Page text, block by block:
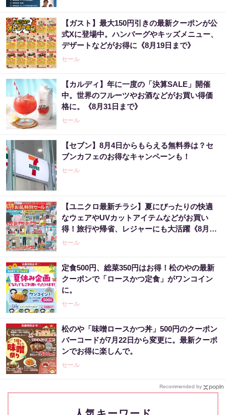
【ガスト】最大150円引きの最新クーポンが公
式Xに登場中。ハンバーグやキッズメニュー、
デザートなどがお得に《8月19日まで》
セール
【カルディ】年に一度の「決算SALE」開催
中。世界のフルーツやお酒などがお買い得価
格に。《8月31日まで》
セール
【セブン】8月4日からもらえる無料券は？セ
ブンカフェのお得なキャンペーンも！
セール
【ユニクロ最新チラシ】夏にぴったりの快適
なウェアやUVカットアイテムなどがお買い
得！旅行や帰省、レジャーにも大活躍《8月13
日まで》
セール
定食500円、総菜350円はお得！松のやの最新
クーポンで「ロースかつ定食」がワンコイン
に。
セール
松のや「味噌ロースかつ丼」500円のクーポン
バーコードが7月22日から変更に。最新クーポ
ンでお得に楽しんで。
セール
Recommended by